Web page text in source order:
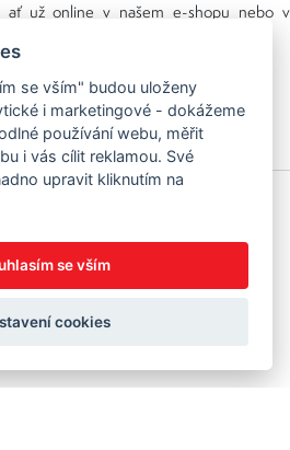
ať už online v našem e-shopu nebo v
v NS (nákupní středisko) URAN.
se vším" budou uloženy
i marketingové - dokážeme
používání webu, měřit
i vás cílit reklamou. Své
upravit kliknutím na
se vším
cookies